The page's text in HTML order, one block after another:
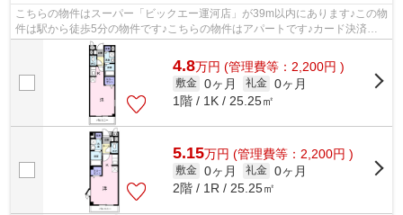
こちらの物件はスーパー「ビックエー運河店」が39m以内にあります♪この物
件は駅から徒歩5分の物件です♪こちらの物件はアパートです♪カード決済で
手元にお金がなくても初期費用や家賃支...
4.8万円 (管理費等：2,200円 )
敷金 0ヶ月 礼金 0ヶ月
1階 / 1K / 25.25㎡
5.15万円 (管理費等：2,200円 )
敷金 0ヶ月 礼金 0ヶ月
2階 / 1R / 25.25㎡